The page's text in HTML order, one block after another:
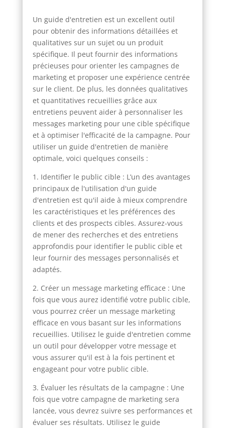
Un guide d'entretien est un excellent outil
pour obtenir des informations détaillées et
qualitatives sur un sujet ou un produit
spécifique. Il peut fournir des informations
précieuses pour orienter les campagnes de
marketing et proposer une expérience centrée
sur le client. De plus, les données qualitatives
et quantitatives recueillies grâce aux
entretiens peuvent aider à personnaliser les
messages marketing pour une cible spécifique
et à optimiser l'efficacité de la campagne. Pour
utiliser un guide d'entretien de manière
optimale, voici quelques conseils :
1. Identifier le public cible : L’un des avantages
principaux de l'utilisation d'un guide
d'entretien est qu'il aide à mieux comprendre
les caractéristiques et les préférences des
clients et des prospects cibles. Assurez-vous
de mener des recherches et des entretiens
approfondis pour identifier le public cible et
leur fournir des messages personnalisés et
adaptés.
2. Créer un message marketing efficace : Une
fois que vous aurez identifié votre public cible,
vous pourrez créer un message marketing
efficace en vous basant sur les informations
recueillies. Utilisez le guide d'entretien comme
un outil pour développer votre message et
vous assurer qu'il est à la fois pertinent et
engageant pour votre public cible.
3. Évaluer les résultats de la campagne : Une
fois que votre campagne de marketing sera
lancée, vous devrez suivre ses performances et
évaluer ses résultats. Utilisez le guide